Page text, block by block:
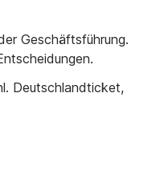
Geschäftsführung.
Deutschlandticket,